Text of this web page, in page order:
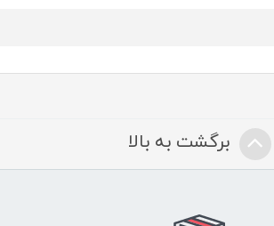
برگشت به بالا